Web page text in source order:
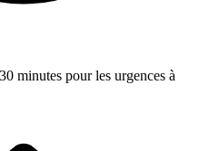
minutes pour les urgences à